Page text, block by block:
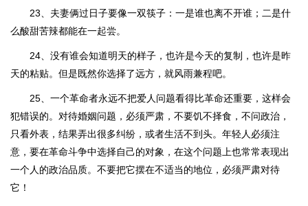
23、夫妻俩过日子要像一双筷子：一是谁也离不开谁；二是什
么酸甜苦辣都能在一起尝。
24、没有谁会知道明天的样子，也许是今天的复制，也许是昨
天的粘贴。但是既然你选择了远方，就风雨兼程吧。
25、一个革命者永远不把爱人问题看得比革命还重要，这样会
犯错误的。对待婚姻问题，必须严肃，不要饥不择食，不问政治，
只看外表，结果弄出很多纠纷，或者生活不到头。年轻人必须注
意，要在革命斗争中选择自己的对象，在这个问题上也常常表现出
一个人的政治品质。不要把它摆在不适当的地位，必须严肃对待
它！